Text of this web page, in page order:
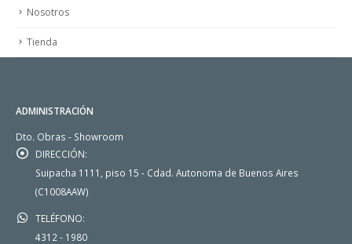
Nosotros
Tienda
ADMINISTRACIÓN
Dto. Obras - Showroom
DIRECCIÓN:
Suipacha 1111, piso 15 - Cdad. Autonoma de Buenos Aires
(C1008AAW)
TELÉFONO:
4312 - 1980